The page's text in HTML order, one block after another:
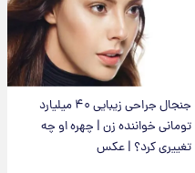
جنجال جراحی زیبایی ۴۰ میلیارد
تومانی خواننده زن | چهره او چه
تغییری کرد؟ | عکس